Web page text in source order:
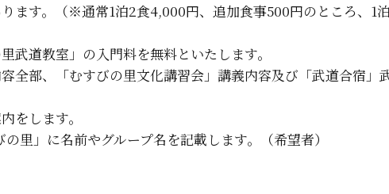
ます。（※通常1泊2食4,000円、追加食事500円のところ、1
武道教室」の入門料を無料といたします。
容全部、「むすびの里文化講習会」講義内容及び「武道合宿」
をします。
里」に名前やグループ名を記載します。（希望者）